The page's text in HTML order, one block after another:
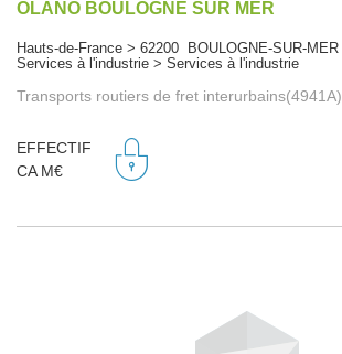
OLANO BOULOGNE SUR MER
Hauts-de-France > 62200 BOULOGNE-SUR-MER
Services à l'industrie > Services à l'industrie
Transports routiers de fret interurbains(4941A)
EFFECTIF
CA M€